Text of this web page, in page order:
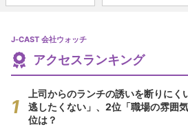
J-CAST 会社ウォッチ
アクセスランキング
上司からのランチの誘いを断りに
逃したくない」、2位「職場の雰囲
位は？